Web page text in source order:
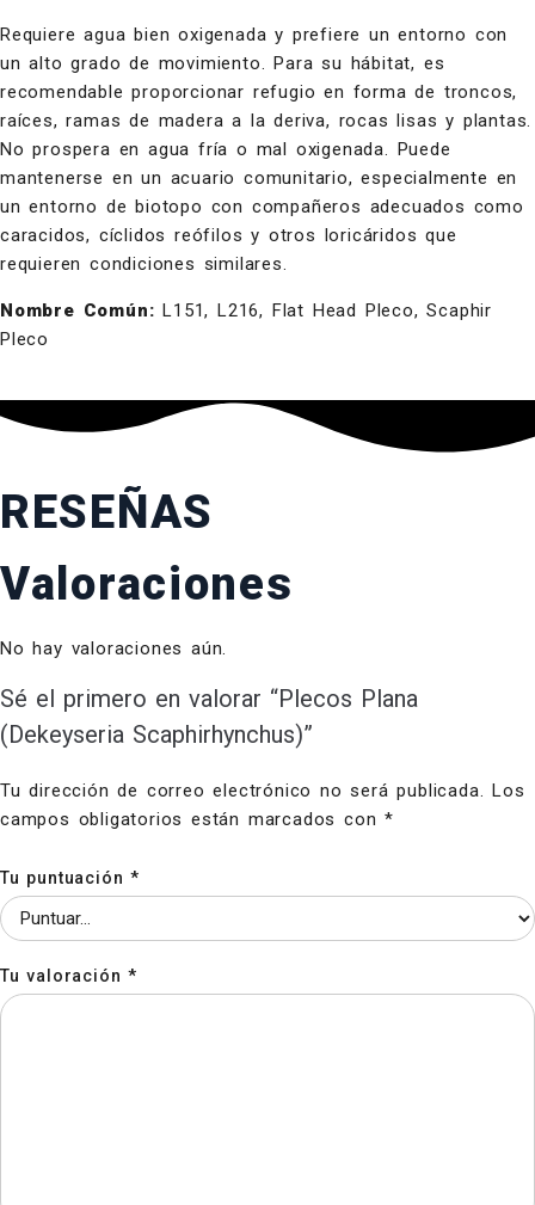
Requiere agua bien oxigenada y prefiere un entorno con
un alto grado de movimiento. Para su hábitat, es
recomendable proporcionar refugio en forma de troncos,
raíces, ramas de madera a la deriva, rocas lisas y plantas.
No prospera en agua fría o mal oxigenada. Puede
mantenerse en un acuario comunitario, especialmente en
un entorno de biotopo con compañeros adecuados como
caracidos, cíclidos reófilos y otros loricáridos que
requieren condiciones similares.
Nombre Común:L151, L216, Flat Head Pleco, Scaphir
Pleco
RESEÑAS
Valoraciones
No hay valoraciones aún.
Sé el primero en valorar “Plecos Plana
(Dekeyseria Scaphirhynchus)”
Tu dirección de correo electrónico no será publicada. Los
campos obligatorios están marcados con*
Tu puntuación*
Tu valoración*